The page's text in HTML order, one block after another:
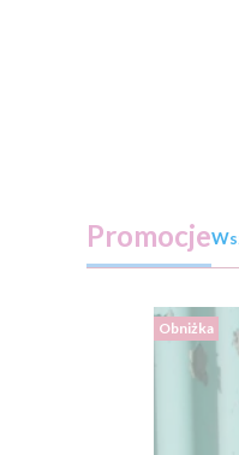
Promocje
Obniżka